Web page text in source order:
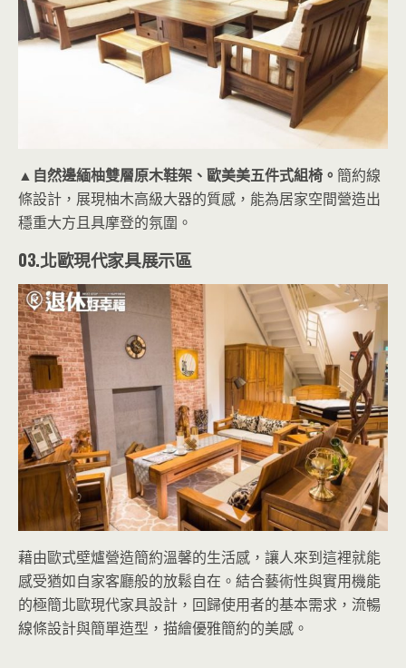
▲自然邊緬柚雙層原木鞋架、歐美美五件式組椅。 簡約線
條設計，展現柚木高級大器的質感，能為居家空間營造出
穩重大方且具摩登的氛圍。
03.北歐現代家具展示區
藉由歐式壁爐營造簡約溫馨的生活感，讓人來到這裡就能
感受猶如自家客廳般的放鬆自在。結合藝術性與實用機能
的極簡北歐現代家具設計，回歸使用者的基本需求，流暢
線條設計與簡單造型，描繪優雅簡約的美感。